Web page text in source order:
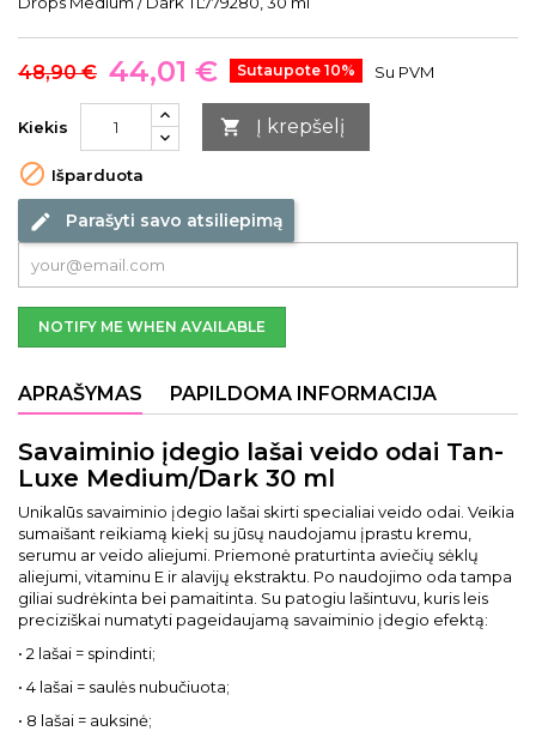
48,90 € 44,01 € Sutaupote 10% Su PVM
Kiekis  Į krepšelį
 Išparduota
edit Parašyti savo atsiliepimą
NOTIFY ME WHEN AVAILABLE
APRAŠYMAS PAPILDOMA INFORMACIJA
Savaiminio įdegio lašai veido odai Tan-
Luxe Medium/Dark 30 ml
Unikalūs savaiminio įdegio lašai skirti specialiai veido odai. Veikia
sumaišant reikiamą kiekį su jūsų naudojamu įprastu kremu,
serumu ar veido aliejumi. Priemonė praturtinta aviečių sėklų
aliejumi, vitaminu E ir alavijų ekstraktu. Po naudojimo oda tampa
giliai sudrėkinta bei pamaitinta. Su patogiu lašintuvu, kuris leis
preciziškai numatyti pageidaujamą savaiminio įdegio efektą:
• 2 lašai = spindinti;
• 4 lašai = saulės nubučiuota;
• 8 lašai = auksinė;